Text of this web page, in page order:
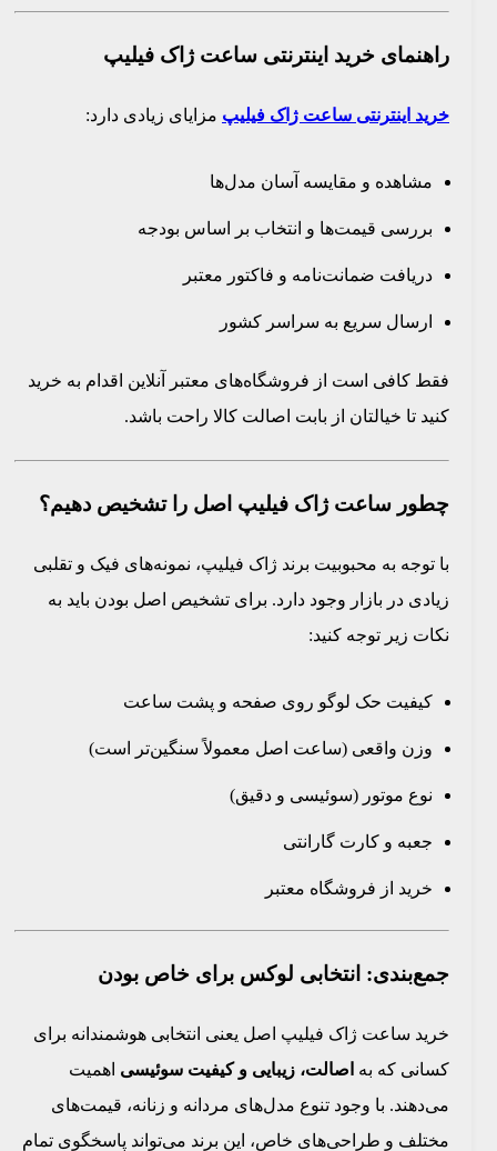
راهنمای خرید اینترنتی ساعت ژاک فیلیپ
خرید اینترنتی ساعت ژاک فیلیپ مزایای زیادی دارد:
مشاهده و مقایسه آسان مدل‌ها
بررسی قیمت‌ها و انتخاب بر اساس بودجه
دریافت ضمانت‌نامه و فاکتور معتبر
ارسال سریع به سراسر کشور
فقط کافی است از فروشگاه‌های معتبر آنلاین اقدام به خرید
کنید تا خیالتان از بابت اصالت کالا راحت باشد.
چطور ساعت ژاک فیلیپ اصل را تشخیص دهیم؟
با توجه به محبوبیت برند ژاک فیلیپ، نمونه‌های فیک و تقلبی
زیادی در بازار وجود دارد. برای تشخیص اصل بودن باید به
نکات زیر توجه کنید:
کیفیت حک لوگو روی صفحه و پشت ساعت
وزن واقعی (ساعت اصل معمولاً سنگین‌تر است)
نوع موتور (سوئیسی و دقیق)
جعبه و کارت گارانتی
خرید از فروشگاه معتبر
جمع‌بندی: انتخابی لوکس برای خاص بودن
خرید ساعت ژاک فیلیپ اصل یعنی انتخابی هوشمندانه برای
کسانی که به اصالت، زیبایی و کیفیت سوئیسی اهمیت
می‌دهند. با وجود تنوع مدل‌های مردانه و زنانه، قیمت‌های
مختلف و طراحی‌های خاص، این برند می‌تواند پاسخگوی تمام